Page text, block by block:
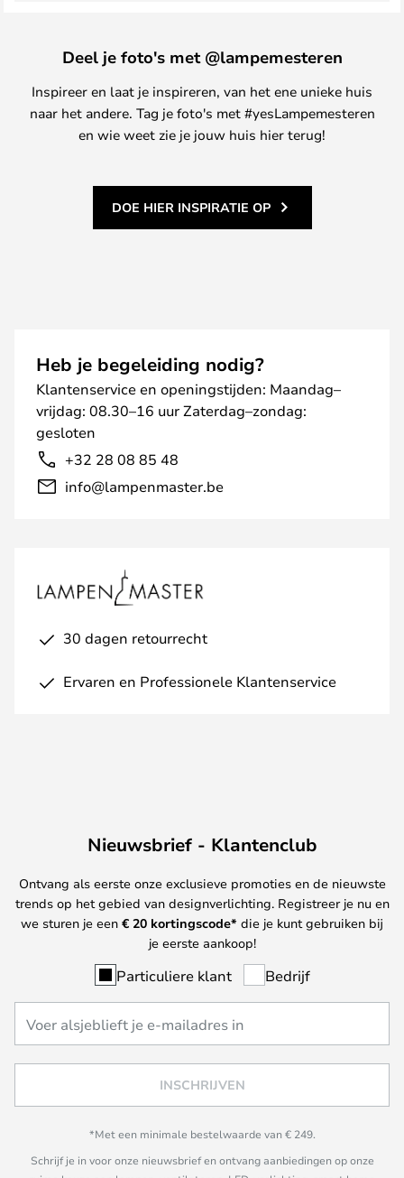
Deel je foto's met @lampemesteren
Inspireer en laat je inspireren, van het ene unieke huis
naar het andere. Tag je foto's met #yesLampemesteren
en wie weet zie je jouw huis hier terug!
DOE HIER INSPIRATIE OP
Heb je begeleiding nodig?
Klantenservice en openingstijden: Maandag–
vrijdag: 08.30–16 uur Zaterdag–zondag:
gesloten
+32 28 08 85 48
info@lampenmaster.be
30 dagen retourrecht
Ervaren en Professionele Klantenservice
Nieuwsbrief - Klantenclub
Ontvang als eerste onze exclusieve promoties en de nieuwste
trends op het gebied van designverlichting. Registreer je nu en
we sturen je een € 20 kortingscode* die je kunt gebruiken bij
je eerste aankoop!
Particuliere klant Bedrijf
INSCHRIJVEN
*Met een minimale bestelwaarde van € 249.
Schrijf je in voor onze nieuwsbrief en ontvang aanbiedingen op onze